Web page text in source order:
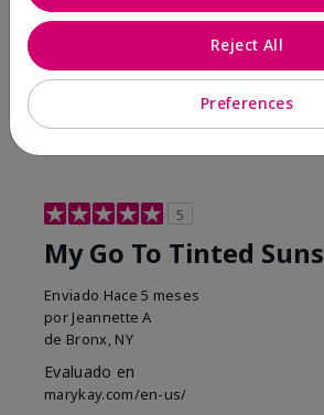
¿Le ha resultado útil
23 0
Marcar esta opinión
5
My Go To Tinted
Enviado Hace 5 meses
por Jeannette A
de Bronx, NY
Evaluado en
marykay.com/en-us/
Preferences
Reject All